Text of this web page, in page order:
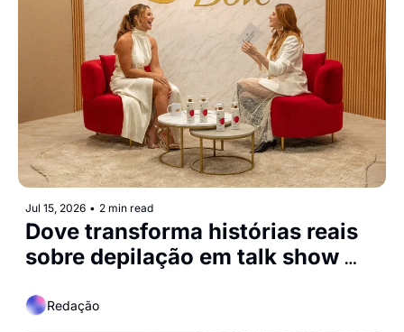
Jul 15, 2026 • 2 min read
Dove transforma histórias reais
sobre depilação em talk show
Oliveira e Dani Calabresa
Redação